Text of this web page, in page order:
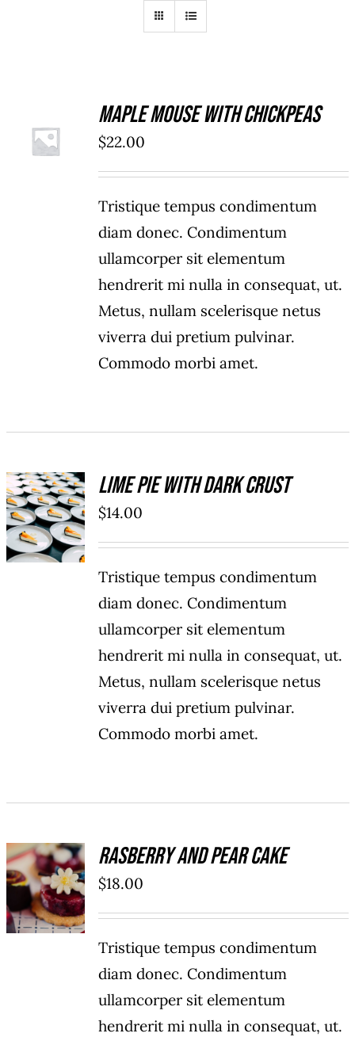
A LA
CISTELLA
Maple Mouse With Chickpeas
$22.00
Tristique tempus condimentum
diam donec. Condimentum
ullamcorper sit elementum
hendrerit mi nulla in consequat, ut.
Metus, nullam scelerisque netus
viverra dui pretium pulvinar.
Commodo morbi amet.
AFEGEIX
A LA
CISTELLA
/
DETALLS
Lime Pie With Dark Crust
$14.00
Tristique tempus condimentum
diam donec. Condimentum
ullamcorper sit elementum
hendrerit mi nulla in consequat, ut.
Metus, nullam scelerisque netus
viverra dui pretium pulvinar.
Commodo morbi amet.
AFEGEIX
A LA
CISTELLA
/
DETALLS
Rasberry And Pear Cake
$18.00
Tristique tempus condimentum
diam donec. Condimentum
ullamcorper sit elementum
hendrerit mi nulla in consequat, ut.